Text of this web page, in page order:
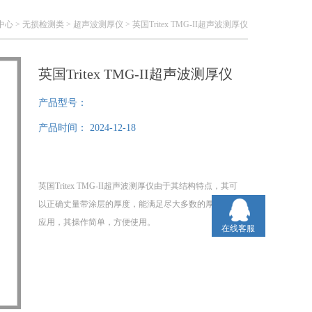
心 > 无损检测类 > 超声波测厚仪 > 英国Tritex TMG-II超声波测厚仪
英国Tritex TMG-II超声波测厚仪
产品型号：
产品时间： 2024-12-18
英国Tritex TMG-II超声波测厚仪由于其结构特点，其可
以正确丈量带涂层的厚度，能满足尽大多数的厚度丈量
应用，其操作简单，方便使用。
在线客服